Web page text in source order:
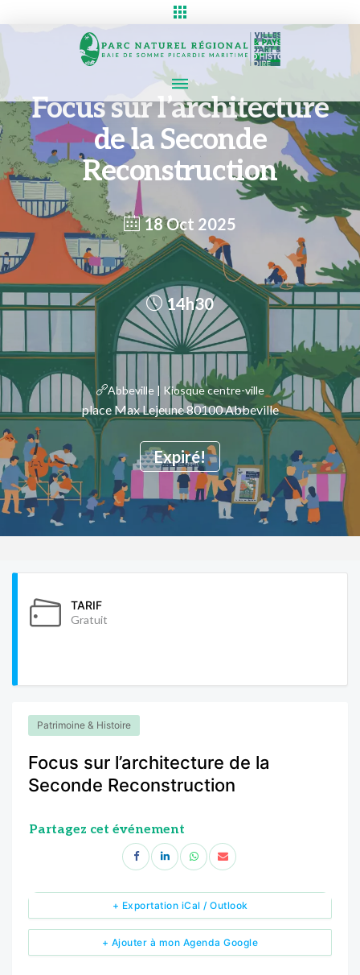
Focus sur l’architecture
de la Seconde
Reconstruction
18 Oct 2025
Expiré!
14h30
Abbeville | Kiosque centre-ville
place Max Lejeune 80100 Abbeville
TARIF
Gratuit
Patrimoine & Histoire
Focus sur l’architecture de la
Seconde Reconstruction
Partagez cet événement
+ Ajouter à mon Agenda Google
+ Exportation iCal / Outlook